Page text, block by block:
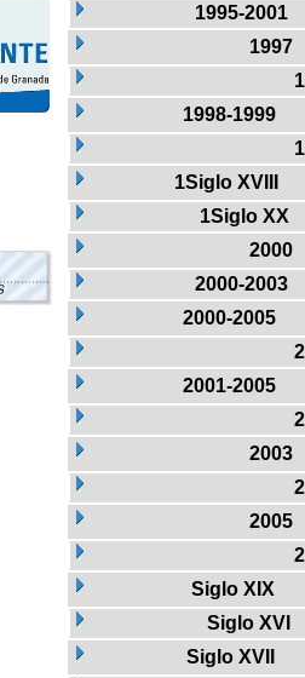
1995-2001
1997
1998-1999
1Siglo XVIII
1Siglo XX
2000
2000-2003
2000-2005
2001-2005
2003
2005
Siglo XIX
Siglo XVI
Siglo XVII